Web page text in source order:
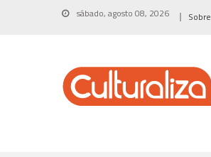
sábado, agosto 08, 2026 Sobre